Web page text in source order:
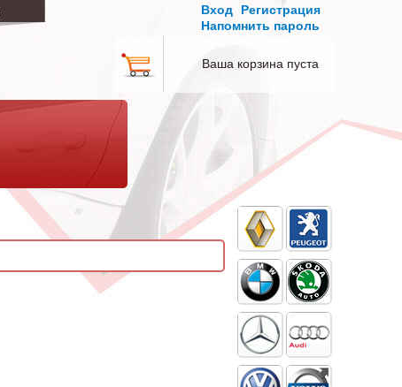
Вход
Регистрация
Напомнить пароль
Ваша корзина пуста